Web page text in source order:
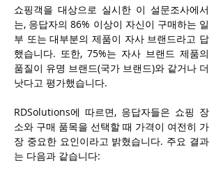
쇼핑객을 대상으로 실시한 이 설문조사에서
는, 응답자의 86% 이상이 자신이 구매하는 일
부 또는 대부분의 제품이 자사 브랜드라고 답
했습니다. 또한, 75%는 자사 브랜드 제품의
품질이 유명 브랜드(국가 브랜드)와 같거나 더
낫다고 평가했습니다.
RDSolutions에 따르면, 응답자들은 쇼핑 장
소와 구매 품목을 선택할 때 가격이 여전히 가
장 중요한 요인이라고 밝혔습니다. 주요 결과
는 다음과 같습니다: